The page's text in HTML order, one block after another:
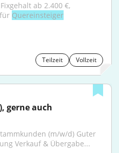
ab 2.400 €,
Quereinsteiger
Teilzeit Vollzeit
(m/w/d) Guter
Verkauf & Übergabe...